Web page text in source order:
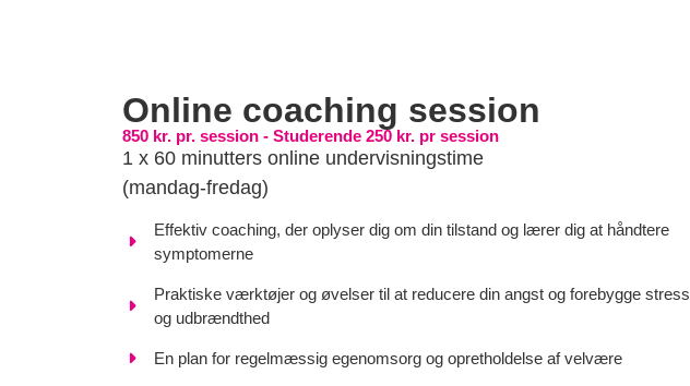
Online coaching session
850 kr. pr. session - Studerende 250 kr. pr session
1 x 60 minutters online undervisningstime
(mandag-fredag)
Effektiv coaching, der oplyser dig om din tilstand og lærer dig at håndtere
symptomerne
Praktiske værktøjer og øvelser til at reducere din angst og forebygge stress
og udbrændthed
En plan for regelmæssig egenomsorg og opretholdelse af velvære